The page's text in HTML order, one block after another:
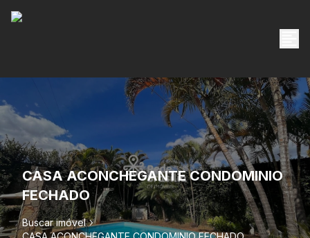
CASA ACONCHEGANTE CONDOMINIO
FECHADO
Buscar imóvel